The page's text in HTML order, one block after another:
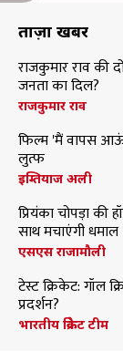
ताज़ा खबरें
राजकुमार राव की
जनता का दिल?
राजकुमार राव
फिल्म 'मैं वापस
लुत्फ
इम्तियाज अली
प्रियंका चोपड़ा
साथ मचाएंगी धमाल
एसएस राजामौली
टेस्ट क्रिकेट: गॉल
प्रदर्शन?
भारतीय क्रिकेट टीम